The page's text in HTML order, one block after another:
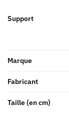
Support
Marque
Fabricant
Taille (en cm)